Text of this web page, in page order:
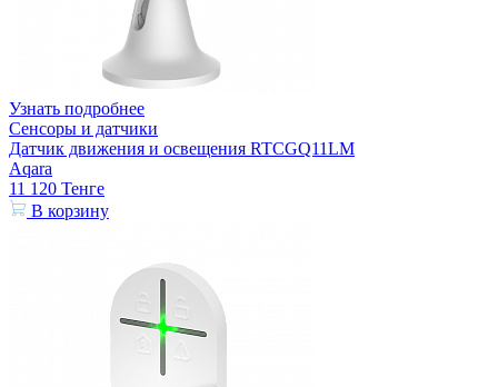
Узнать подробнее
Сенсоры и датчики
Датчик движения и освещения RTCGQ11LM
Aqara
11 120 Тенге
В корзину